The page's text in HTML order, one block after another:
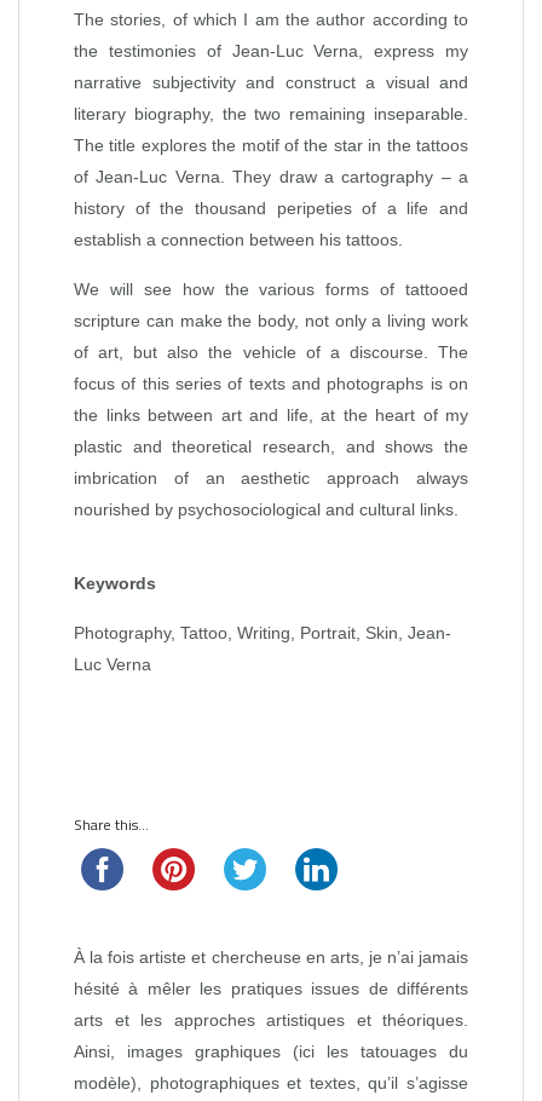
The stories, of which I am the author according to
the testimonies of Jean-Luc Verna, express my
narrative subjectivity and construct a visual and
literary biography, the two remaining inseparable.
The title explores the motif of the star in the tattoos
of Jean-Luc Verna. They draw a cartography – a
history of the thousand peripeties of a life and
establish a connection between his tattoos.
We will see how the various forms of tattooed
scripture can make the body, not only a living work
of art, but also the vehicle of a discourse. The
focus of this series of texts and photographs is on
the links between art and life, at the heart of my
plastic and theoretical research, and shows the
imbrication of an aesthetic approach always
nourished by psychosociological and cultural links.
Keywords
Photography, Tattoo, Writing, Portrait, Skin, Jean-
Luc Verna
Share this...
À la fois artiste et chercheuse en arts, je n’ai jamais
hésité à mêler les pratiques issues de différents
arts et les approches artistiques et théoriques.
Ainsi, images graphiques (ici les tatouages du
modèle), photographiques et textes, qu’il s’agisse